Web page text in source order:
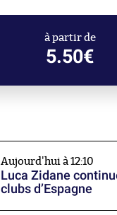
à partir de
5.50€
Aujourd'hui à 12:10
Luca Zidane
clubs d’Espagne